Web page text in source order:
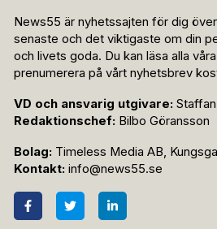
News55 är nyhetssajten för dig
senaste och det viktigaste om din
och livets goda. Du kan läsa alla
prenumerera på vårt nyhetsbrev
VD och ansvarig utgivare:
Redaktionschef: Bilbo Göransson
Bolag: Timeless Media AB,
Kontakt: info@news55.se